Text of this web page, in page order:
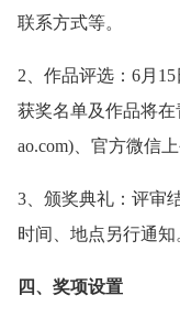
联系方式等。
2、作品评选：6月
获奖名单及作品将在
ao.com)、官方微信上
3、颁奖典礼：评审
时间、地点另行通知
四、奖项设置